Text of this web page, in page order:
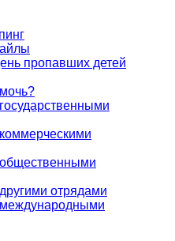
пропавших детей
отрядами
международными